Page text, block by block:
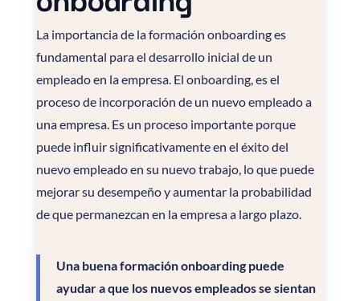
La importancia de la formación onboarding es
fundamental para el desarrollo inicial de un
empleado en la empresa. El onboarding, es el
proceso de incorporación de un nuevo empleado a
una empresa. Es un proceso importante porque
puede influir significativamente en el éxito del
nuevo empleado en su nuevo trabajo, lo que puede
mejorar su desempeño y aumentar la probabilidad
de que permanezcan en la empresa a largo plazo.
Una buena formación onboarding puede
ayudar a que los nuevos empleados se sientan